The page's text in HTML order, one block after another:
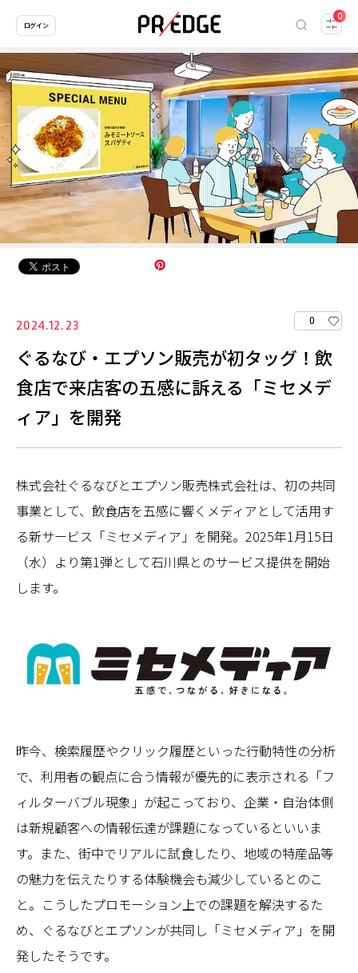
0
ログイン
2024.12.23 0
ぐるなび・エプソン販売が初タッグ！飲
食店で来店客の五感に訴える「ミセメデ
ィア」を開発
株式会社ぐるなびとエプソン販売株式会社は、初の共同
事業として、飲食店を五感に響くメディアとして活用す
る新サービス「ミセメディア」を開発。2025年1月15日
（水）より第1弾として石川県とのサービス提供を開始
します。
昨今、検索履歴やクリック履歴といった行動特性の分析
で、利用者の観点に合う情報が優先的に表示される「フ
ィルターバブル現象」が起こっており、企業・自治体側
は新規顧客への情報伝達が課題になっているといいま
す。また、街中でリアルに試食したり、地域の特産品等
の魅力を伝えたりする体験機会も減少しているとのこ
と。こうしたプロモーション上での課題を解決するた
め、ぐるなびとエプソンが共同し「ミセメディア」を開
発したそうです。